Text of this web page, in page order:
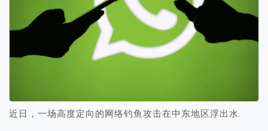
近日，一场高度定向的网络钓鱼攻击在中东地区浮出水.